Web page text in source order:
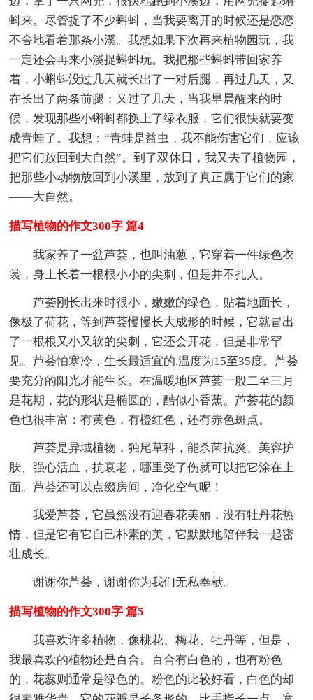
蚪来。尽管捉了不少蝌蚪，当我要离开的时候还是恋恋
不舍地看着那条小溪。我想如果下次再来植物园玩，我
一定还会再来小溪捉蝌蚪玩。我把那些蝌蚪带回家养
着，小蝌蚪没过几天就长出了一对后腿，再过几天，又
在长出了两条前腿；又过了几天，当我早晨醒来的时
候，发现那些小蝌蚪都换上了绿衣服，它们很快就要变
成青蛙了。我想：“青蛙是益虫，我不能伤害它们，应该
把它们放回到大自然”。到了双休日，我又去了植物园，
把那些小动物放回到小溪里，放到了真正属于它们的家
——大自然。
描写植物的作文300字 篇4
我家养了一盆芦荟，也叫油葱，它穿着一件绿色衣
裳，身上长着一根根小小的尖刺，但是并不扎人。
芦荟刚长出来时很小，嫩嫩的绿色，贴着地面长，
像极了荷花，等到芦荟慢慢长大成形的时候，它就冒出
了一根根又小又软的尖刺，它还会开花，但是非常罕
见。芦荟怕寒冷，生长最适宜的.温度为15至35度。芦荟
要充分的阳光才能生长。在温暖地区芦荟一般二至三月
是花期，花的形状是椭圆的，酷似小香蕉。芦荟花的颜
色也很丰富：有黄色，有橙红色，还有赤色斑点。
芦荟是异域植物，独尾草科，能杀菌抗炎、美容护
肤、强心活血，抗衰老，哪里受了伤就可以把它涂在上
面。芦荟还可以点缀房间，净化空气呢！
我爱芦荟，它虽然没有迎春花美丽，没有牡丹花热
情，但是它有它自己朴素的美，它默默地陪伴我一起密
壮成长。
谢谢你芦荟，谢谢你为我们无私奉献。
描写植物的作文300字 篇5
我喜欢许多植物，像桃花、梅花、牡丹等，但是，
我最喜欢的植物还是百合。百合有白色的，也有粉色
的，花蕊则通常是绿色的。粉色的比较好看，白色的却